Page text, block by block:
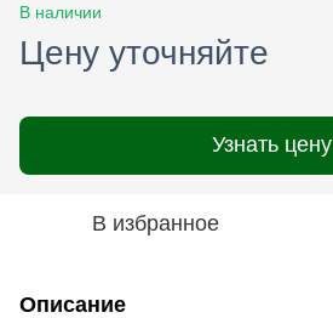
В наличии
Цену уточняйте
Узнать цену
В избранное
Описание